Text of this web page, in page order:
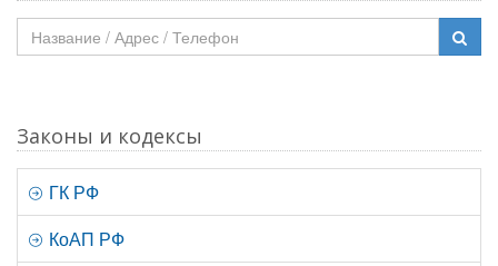
Законы и кодексы
ГК РФ
КоАП РФ